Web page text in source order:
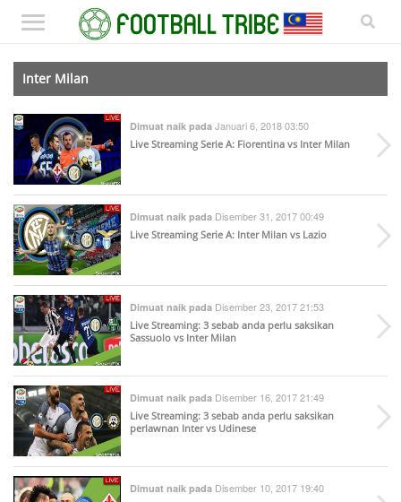
Inter Milan
Dimuat naik pada Januari 6, 2018 03:50
Live Streaming Serie A: Fiorentina vs Inter Milan
Dimuat naik pada Disember 31, 2017 00:49
Live Streaming Serie A: Inter Milan vs Lazio
Dimuat naik pada Disember 23, 2017 21:53
Live Streaming: 3 sebab anda perlu saksikan
Sassuolo vs Inter Milan
Dimuat naik pada Disember 16, 2017 21:49
Live Streaming: 3 sebab anda perlu saksikan
perlawnan Inter vs Udinese
Dimuat naik pada Disember 10, 2017 19:40